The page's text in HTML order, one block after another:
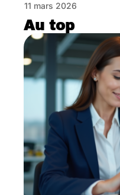
11 mars 2026
Au top